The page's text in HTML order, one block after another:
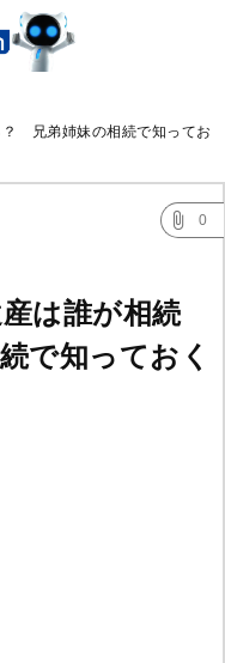
　兄弟姉妹の相続で知ってお
0
は誰が相続
で知っておく